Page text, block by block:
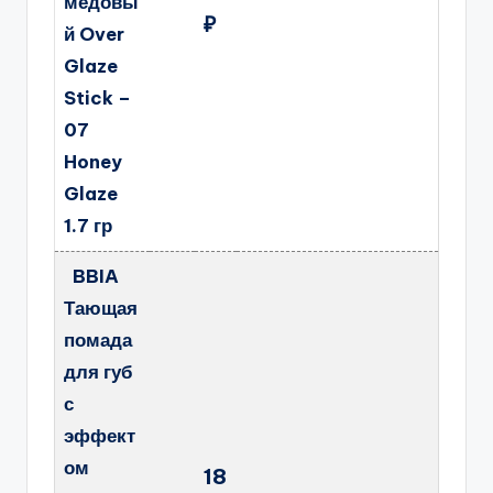
й Over
Glaze
Stick –
07
Honey
Glaze
1.7 гр
₽
BBIA
Тающая
помада
для губ
с
эффект
ом
18